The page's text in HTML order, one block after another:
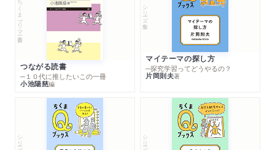
ちくまプリマー新書
つながる読書
─１０代に推したいこの一冊
小池陽慈編
シリーズ・全集
マイテーマの探し方
─探究学習ってどうやるの？
片岡則夫著
シリーズ・全集 シリーズ・全集